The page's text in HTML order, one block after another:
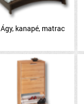
Ágy, kanapé, matrac